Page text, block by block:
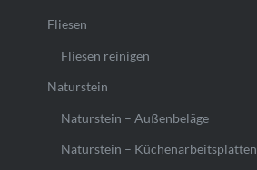
Fliesen
Fliesen reinigen
Naturstein
Naturstein – Außenbeläge
Naturstein – Küchenarbeitsplatten